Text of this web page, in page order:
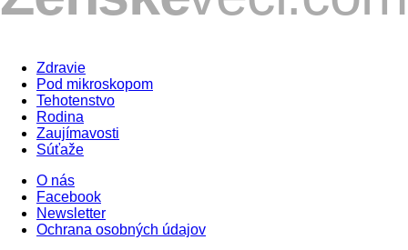
Zdravie
Pod mikroskopom
Tehotenstvo
Rodina
Zaujímavosti
Súťaže
O nás
Facebook
Newsletter
Ochrana osobných údajov